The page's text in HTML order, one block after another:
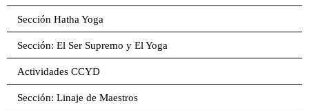
Sección Hatha Yoga
Sección: El Ser Supremo y El Yoga
Actividades CCYD
Sección: Linaje de Maestros